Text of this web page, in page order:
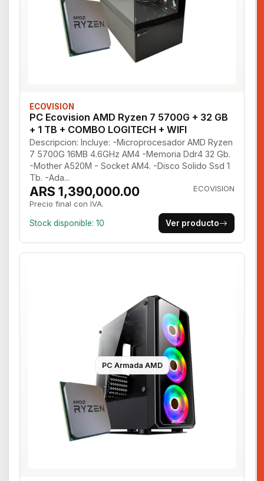
ECOVISION
PC Ecovision AMD Ryzen 7 5700G + 32 GB
+ 1 TB + COMBO LOGITECH + WIFI
Descripcion: Incluye: -Microprocesador AMD Ryzen
7 5700G 16MB 4.6GHz AM4 -Memoria Ddr4 32 Gb.
-Mother A520M - Socket AM4. -Disco Solido Ssd 1
Tb. -Ada...
ARS 1,390,000.00
Precio final con IVA.
ECOVISION
Stock disponible: 10 Ver producto
PC Armada AMD